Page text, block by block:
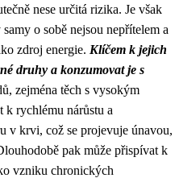
nese určitá rizika. Je však
o sobě nejsou nepřítelem a
zdroj energie. Klíčem k jejich
druhy a konzumovat je s
zejména těch s vysokým
k rychlému nárůstu a
v krvi, což se projevuje únavou,
pak může přispívat k
vzniku chronických